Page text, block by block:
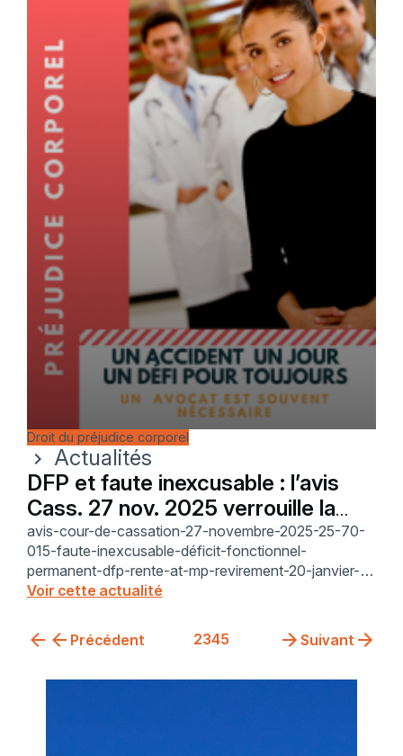
Droit du préjudice corporel
chevron_right
Actualités
DFP et faute inexcusable : l’avis
Cass. 27 nov. 2025 verrouille la
réouverture
avis-cour-de-cassation-27-novembre-2025-25-70-
015-faute-inexcusable-déficit-fonctionnel-
permanent-dfp-rente-at-mp-revirement-20-janvier-
2023-chose-jugée-article-1355-code-civil-
indemnisation
Voir cette actualité
Précédent 2345 Suivant